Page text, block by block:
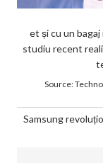
et și cu un
studiu recent
Source:
Samsung